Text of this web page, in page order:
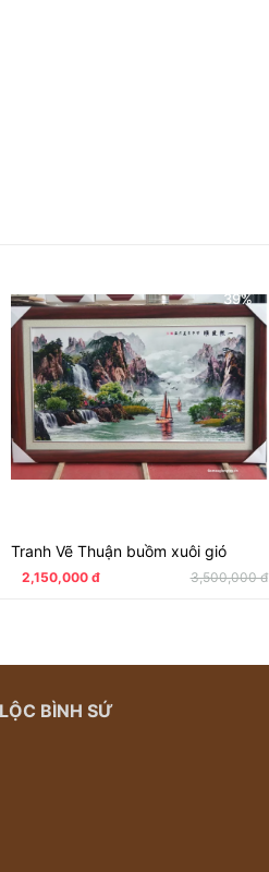
39%
Tranh Vẽ Thuận buồm xuôi gió
2,150,000 đ 3,500,000 đ
LỘC BÌNH SỨ